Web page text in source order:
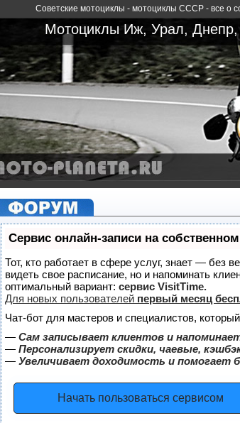
Советские мотоциклы - мотоциклы СССР - все о
Мотоциклы Иж, Урал, Днепр,
Сервис онлайн-записи на
Тот, кто работает в сфере услуг, знает — без
видеть свое расписание, но и напоминать
оптимальный вариант: сервис VisitTime.
Для новых пользователей первый месяц
Чат-бот для мастеров и специалистов,
— Сам записывает клиентов и
— Персонализирует скидки, чаевые,
— Увеличивает доходимость и помогает
Начать пользоваться сервисом